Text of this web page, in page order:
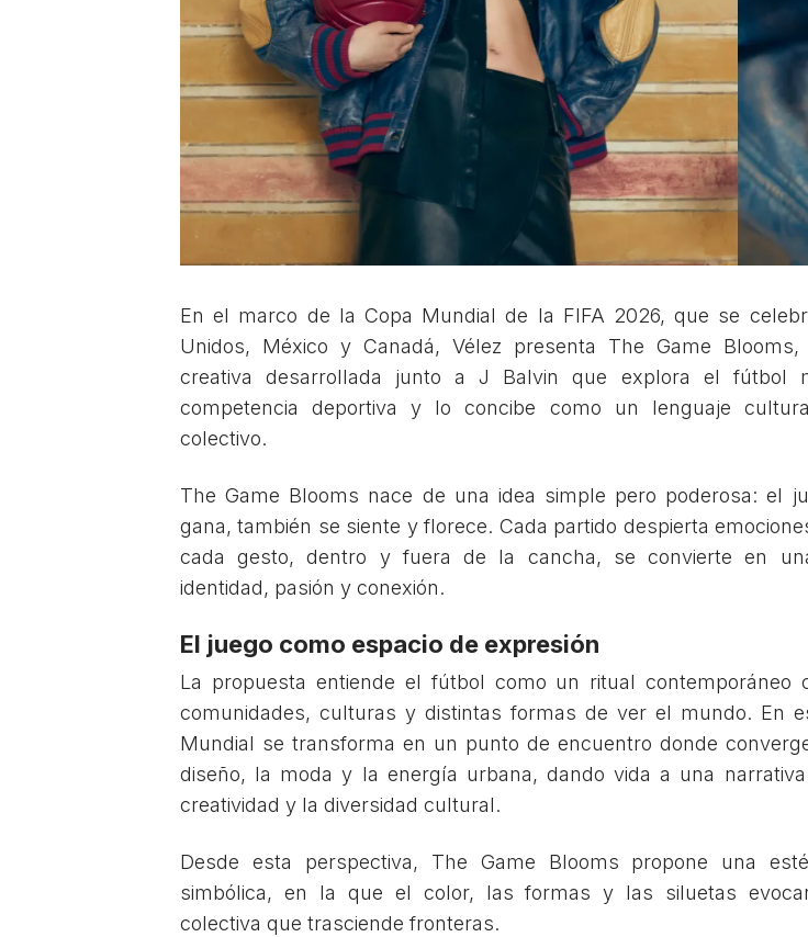
En el marco de la Copa Mundial de la FIFA 2026, que se
Unidos, México y Canadá, Vélez presenta The Game Blooms,
creativa desarrollada junto a J Balvin que explora el fútbol
competencia deportiva y lo concibe como un lenguaje
colectivo.
The Game Blooms nace de una idea simple pero poderosa: el
gana, también se siente y florece. Cada partido despierta
cada gesto, dentro y fuera de la cancha, se convierte en
identidad, pasión y conexión.
El juego como espacio de expresión
La propuesta entiende el fútbol como un ritual contemporáneo
comunidades, culturas y distintas formas de ver el mundo. En
Mundial se transforma en un punto de encuentro donde
diseño, la moda y la energía urbana, dando vida a una
creatividad y la diversidad cultural.
Desde esta perspectiva, The Game Blooms propone una
simbólica, en la que el color, las formas y las siluetas
colectiva que trasciende fronteras.